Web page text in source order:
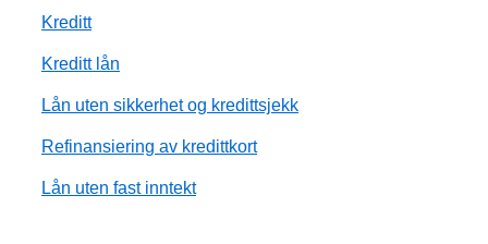
Kreditt
Kreditt lån
Lån uten sikkerhet og kredittsjekk
Refinansiering av kredittkort
Lån uten fast inntekt